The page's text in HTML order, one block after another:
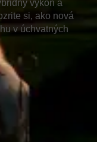
výkon a
si, ako nová
v úchvatných